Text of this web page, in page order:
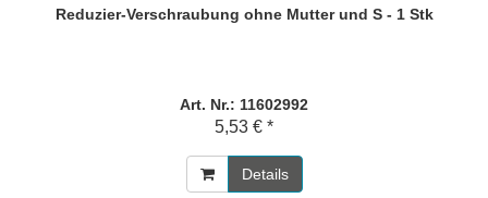
Reduzier-Verschraubung ohne Mutter und S - 1 Stk
Art. Nr.: 11602992
5,53 € *
Details